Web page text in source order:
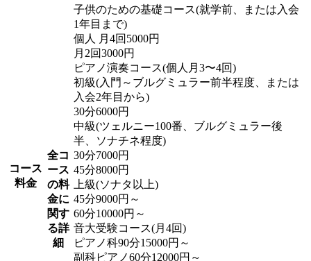
コース
料金
全コ
ース
の料
金に
関す
る詳
細
子供のための基礎コース(就学前、または入会
1年目まで)
個人 月4回5000円
月2回3000円
ピアノ演奏コース(個人月3〜4回)
初級(入門～ブルグミュラー前半程度、または
入会2年目から)
30分6000円
中級(ツェルニー100番、ブルグミュラー後
半、ソナチネ程度)
30分7000円
45分8000円
上級(ソナタ以上)
45分9000円～
60分10000円～
音大受験コース(月4回)
ピアノ科90分15000円～
副科ピアノ60分12000円～